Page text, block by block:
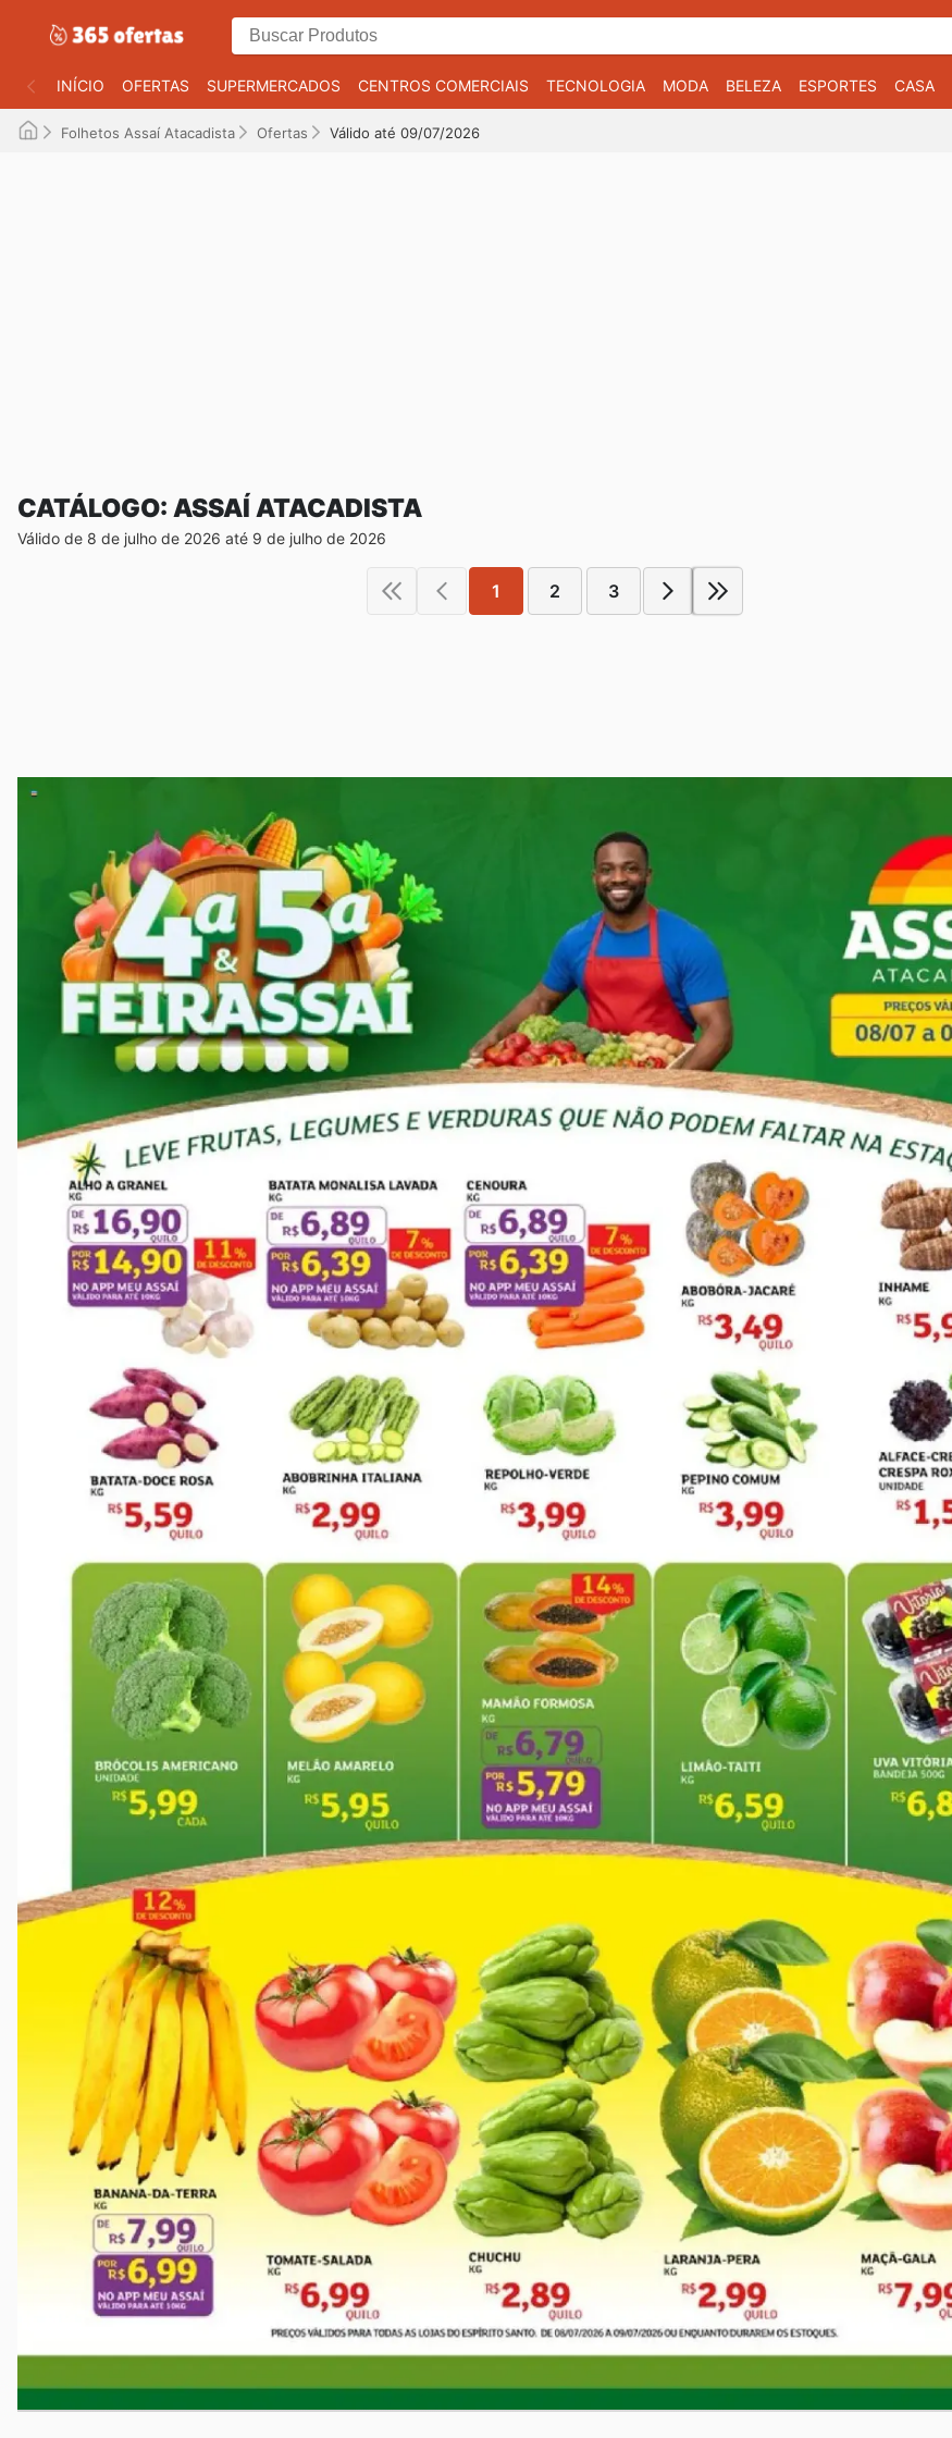
INÍCIO OFERTAS SUPERMERCADOS CENTROS COMERCIAIS TECNOLOGIA MODA BELEZA ESPORTES CASA
Folhetos Assaí Atacadista Ofertas Válido até 09/07/2026
CATÁLOGO: ASSAÍ ATACADISTA
Válido de 8 de julho de 2026 até 9 de julho de 2026
1 2 3